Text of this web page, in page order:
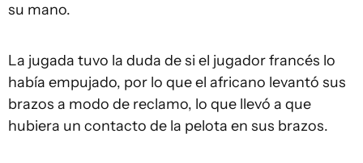
su mano.
La jugada tuvo la duda de si el jugador francés lo
había empujado, por lo que el africano levantó sus
brazos a modo de reclamo, lo que llevó a que
hubiera un contacto de la pelota en sus brazos.